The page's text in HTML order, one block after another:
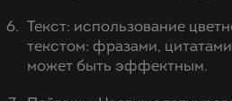
Текст: использование
текстом: фразами,
может быть эффектным.